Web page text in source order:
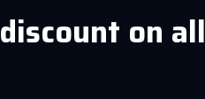
discount on all